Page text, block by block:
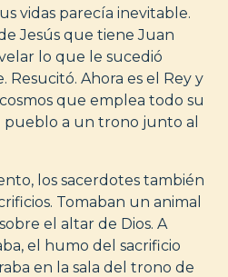
vidas parecía inevitable.
Jesús que tiene Juan
lo que le sucedió
Ahora es el Rey y
que emplea todo su
pueblo a un trono junto al
los sacerdotes también
Tomaban un animal
el altar de Dios. A
el humo del sacrificio
en la sala del trono de